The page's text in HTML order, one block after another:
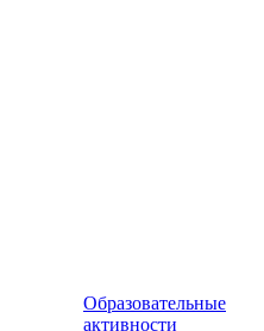
Образовательные
активности